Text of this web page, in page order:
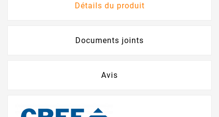
Détails du produit
Documents joints
Avis